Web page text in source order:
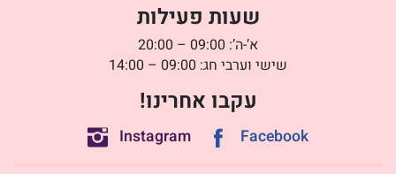
שעות פעילות
א’-ה’: 09:00 – 20:00
שישי וערבי חג: 09:00 – 14:00
עקבו אחרינו!
Facebook
Instagram